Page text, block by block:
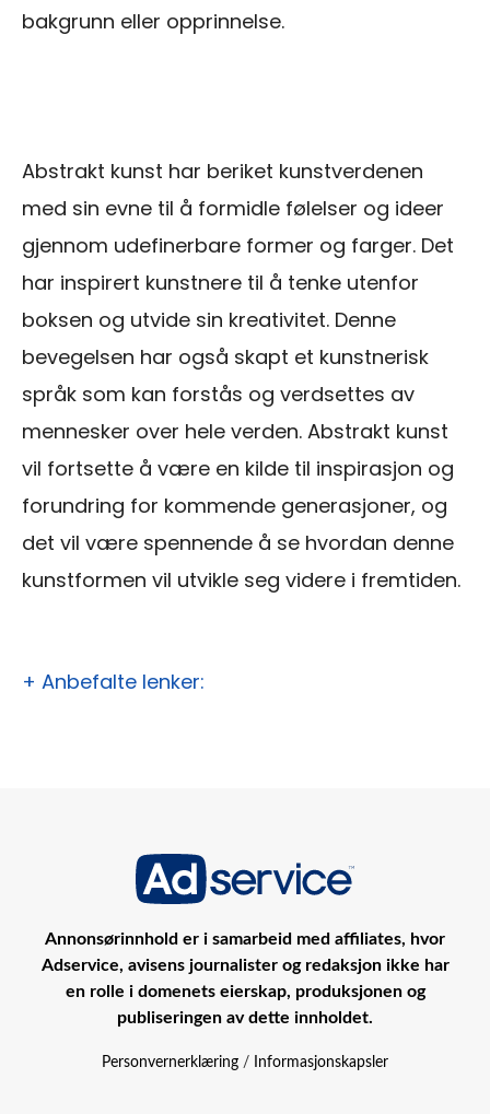
bakgrunn eller opprinnelse.
Abstrakt kunst har beriket kunstverdenen
med sin evne til å formidle følelser og ideer
gjennom udefinerbare former og farger. Det
har inspirert kunstnere til å tenke utenfor
boksen og utvide sin kreativitet. Denne
bevegelsen har også skapt et kunstnerisk
språk som kan forstås og verdsettes av
mennesker over hele verden. Abstrakt kunst
vil fortsette å være en kilde til inspirasjon og
forundring for kommende generasjoner, og
det vil være spennende å se hvordan denne
kunstformen vil utvikle seg videre i fremtiden.
+ Anbefalte lenker:
Annonsørinnhold er i samarbeid med affiliates, hvor
Adservice, avisens journalister og redaksjon ikke har
en rolle i domenets eierskap, produksjonen og
publiseringen av dette innholdet.
Personvernerklæring / Informasjonskapsler